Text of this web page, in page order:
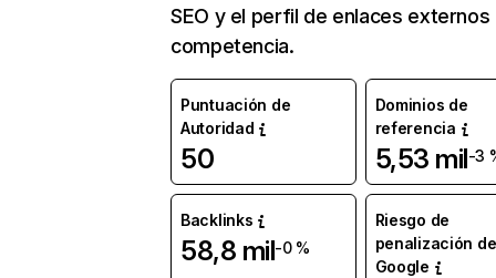
SEO y el perfil de enlaces externos
competencia.
Puntuación de
Autoridad
50
Dominios de
referencia
5,53 mil-3
Backlinks
58,8 mil-0 %
Riesgo de
penalización de
Google